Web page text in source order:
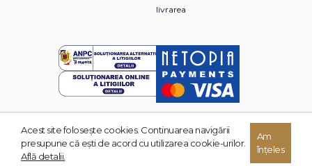
livrarea
© 2026 Grupul Editorial TREI. Toate drepturile rezervate.
Acest site foloseşte cookies. Continuarea navigării
presupune că eşti de acord cu utilizarea cookie-urilor.
Află detalii.
Am
înțeles